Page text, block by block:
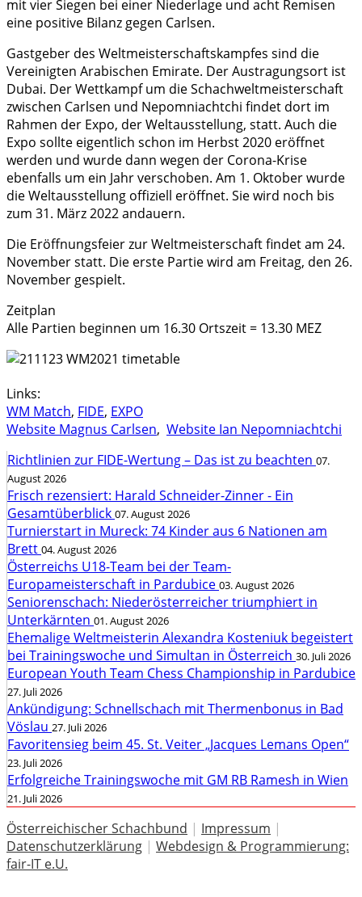
mit vier Siegen bei einer Niederlage und acht Remisen
eine positive Bilanz gegen Carlsen.
Gastgeber des Weltmeisterschaftskampfes sind die
Vereinigten Arabischen Emirate. Der Austragungsort ist
Dubai. Der Wettkampf um die Schachweltmeisterschaft
zwischen Carlsen und Nepomniachtchi findet dort im
Rahmen der Expo, der Weltausstellung, statt. Auch die
Expo sollte eigentlich schon im Herbst 2020 eröffnet
werden und wurde dann wegen der Corona-Krise
ebenfalls um ein Jahr verschoben. Am 1. Oktober wurde
die Weltausstellung offiziell eröffnet. Sie wird noch bis
zum 31. März 2022 andauern.
Die Eröffnungsfeier zur Weltmeisterschaft findet am 24.
November statt. Die erste Partie wird am Freitag, den 26.
November gespielt.
Zeitplan
Alle Partien beginnen um 16.30 Ortszeit = 13.30 MEZ
Links:
WM Match, FIDE, EXPO
Website Magnus Carlsen, Website Ian Nepomniachtchi
Richtlinien zur FIDE-Wertung – Das ist zu beachten 07.
August 2026
Frisch rezensiert: Harald Schneider-Zinner - Ein
Gesamtüberblick 07. August 2026
Turnierstart in Mureck: 74 Kinder aus 6 Nationen am
Brett 04. August 2026
Österreichs U18-Team bei der Team-
Europameisterschaft in Pardubice 03. August 2026
Seniorenschach: Niederösterreicher triumphiert in
Unterkärnten 01. August 2026
Ehemalige Weltmeisterin Alexandra Kosteniuk begeistert
bei Trainingswoche und Simultan in Österreich 30. Juli 2026
European Youth Team Chess Championship in Pardubice
27. Juli 2026
Ankündigung: Schnellschach mit Thermenbonus in Bad
Vöslau 27. Juli 2026
Favoritensieg beim 45. St. Veiter „Jacques Lemans Open“
23. Juli 2026
Erfolgreiche Trainingswoche mit GM RB Ramesh in Wien
21. Juli 2026
Österreichischer Schachbund | Impressum |
Datenschutzerklärung | Webdesign & Programmierung:
fair-IT e.U.